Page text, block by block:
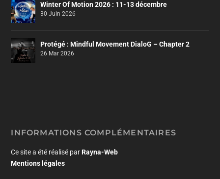
Winter Of Motion 2026 : 11-13 décembre
30 Juin 2026
Protégé : Mindful Movement DialoG – Chapter 2
26 Mar 2026
INFORMATIONS COMPLÉMENTAIRES
Ce site a été réalisé par Rayna-Web
Mentions légales